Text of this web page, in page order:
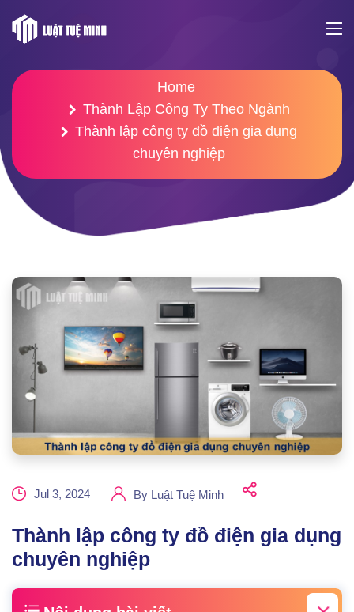
Home
Thành Lập Công Ty Theo Ngành
Thành lập công ty đồ điện gia dụng
chuyên nghiệp
Jul 3, 2024 By Luật Tuệ Minh
Thành lập công ty đồ điện gia dụng
chuyên nghiệp